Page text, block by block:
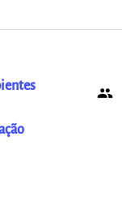
people